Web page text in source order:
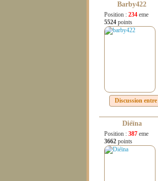
Barby422
Position : 234 eme
5524 points
Discussion entre
Diéïna
Position : 387 eme
3662 points